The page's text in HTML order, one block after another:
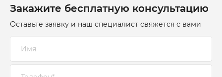
Закажите бесплатную консультацию
Оставьте заявку и наш специалист свяжется с вами